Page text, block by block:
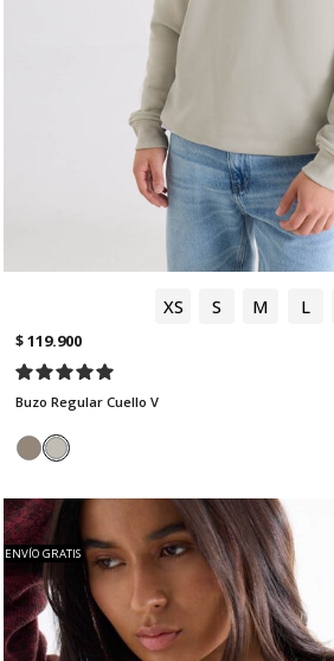
XS S M L
$ 119.900
Buzo Regular Cuello V
ENVÍO GRATIS